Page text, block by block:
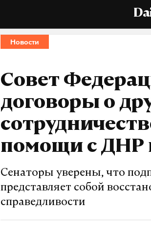
Новости
Совет
договоры о
помощи с ДНР
Сенаторы уверены, что
представляет собой
справедливости